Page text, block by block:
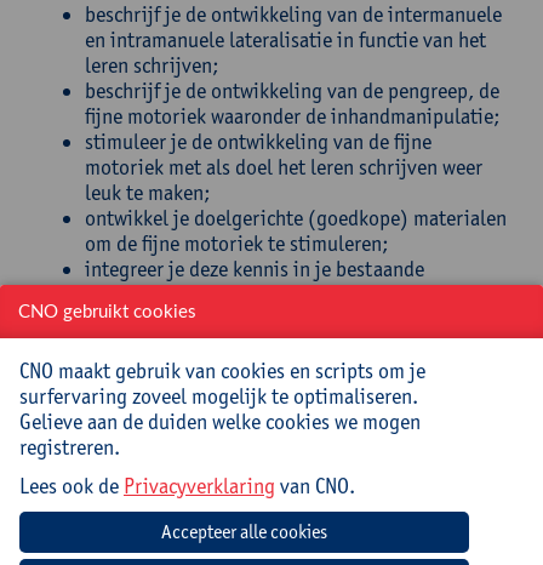
beschrijf je de ontwikkeling van de intermanuele
en intramanuele lateralisatie in functie van het
leren schrijven;
beschrijf je de ontwikkeling van de pengreep, de
fijne motoriek waaronder de inhandmanipulatie;
stimuleer je de ontwikkeling van de fijne
motoriek met als doel het leren schrijven weer
leuk te maken;
ontwikkel je doelgerichte (goedkope) materialen
om de fijne motoriek te stimuleren;
integreer je deze kennis in je bestaande
eenvoudige manier aan te passen aan de noden
van een individueel kind.
Doelgroep
Iedereen die bezig is met het stimuleren van de
ontwikkeling van de fijne motoriek (met het oog op
het leren schrijven): (zorg)leerkrachten uit het
(buitengewoon) kleuter- en 1ste graad lager
onderwijs, ergotherapeuten en kinesisten.
CNO gebruikt cookies
CNO maakt gebruik van cookies en scripts om je
surfervaring zoveel mogelijk te optimaliseren.
Gelieve aan de duiden welke cookies we mogen
registreren.
Lees ook de Privacyverklaring van CNO.